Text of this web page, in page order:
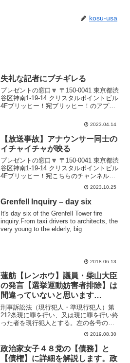
kosu-usa
失礼な記者にブチギレる
プレゼントの窓口🔽 〒150-0041 東京都渋
谷区神南1-19-14 クリスタルポイントビル
4Fブリッヒー！宛ブリッヒー！のアプリ
はブリッヒーの裏側をどんどん投稿中！
2023.04.14
【放送事故】アナウンサー同士の
イチャイチャが映る
プレゼントの窓口🔽 〒150-0041 東京都渋
谷区神南1-19-14 クリスタルポイントビル
4Fブリッヒー！宛こちらのチャンネルは
笑いをこらえるニュースキャスター壺浅
と熊本が生んだスーパー女子アナ福井美
千代がお送りする「フェイク」ニュー...
2023.10.25
Grenfell Inquiry – day six
It's day six of the Grenfell Tower fire
inquiry.From taxi drivers to architects, the
very young to the elderly, big
2018.06.13
蓮舫【レンホウ】議員・柴山大臣
の発言【選挙運動妨害者排除】は
間違っていないと思います
が・・・
刑事訴訟法（現行犯人・準現行犯人）第
212条現に罪を行い、又は現に罪を行い終
った者を現行犯人とする。左の各号の一
にあたる者が、罪を行い終ってから間が
ないと明らかに認められるときは、これ
を現行犯人とみなす。１犯人として追呼
されているとき。２贓...
2019.08.30
政治家女子４８党の【債務】と
【債権】に詳細を解説します。政